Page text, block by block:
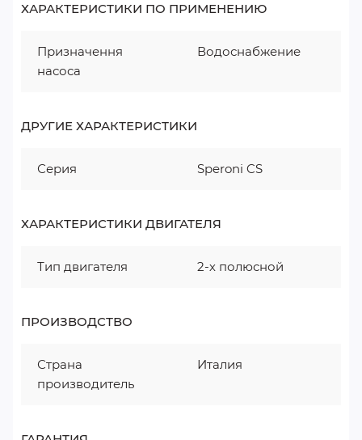
ХАРАКТЕРИСТИКИ ПО ПРИМЕНЕНИЮ
Призначення
насоса
Водоснабжение
ДРУГИЕ ХАРАКТЕРИСТИКИ
Серия Speroni CS
ХАРАКТЕРИСТИКИ ДВИГАТЕЛЯ
Тип двигателя 2-х полюсной
ПРОИЗВОДСТВО
Страна
производитель
Италия